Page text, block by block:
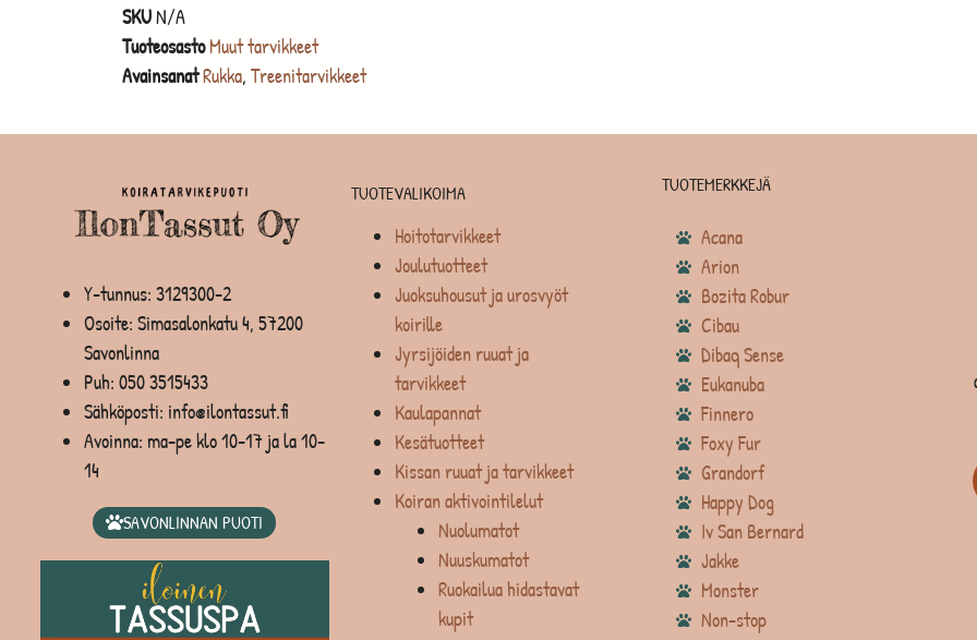
SKUN/A
Tuoteosasto Muut tarvikkeet
AvainsanatRukka, Treenitarvikkeet
Y-tunnus: 3129300-2
Osoite: Simasalonkatu 4, 57200
Savonlinna
Puh: 050 3515433
Sähköposti: info@ilontassut.fi
Avoinna: ma-pe klo 10-17 ja la 10-
14
SAVONLINNAN PUOTI
TUOTEVALIKOIMA
Hoitotarvikkeet
Joulutuotteet
Juoksuhousut ja urosvyöt
koirille
Jyrsijöiden ruuat ja
tarvikkeet
Kaulapannat
Kesätuotteet
Kissan ruuat ja tarvikkeet
Koiran aktivointilelut
Nuolumatot
Nuuskumatot
Ruokailua hidastavat
kupit
TUOTEMERKKEJÄ
Acana
Arion
Bozita Robur
Cibau
Dibaq Sense
Eukanuba
Finnero
Foxy Fur
Grandorf
Happy Dog
Iv San Bernard
Jakke
Monster
Non-stop